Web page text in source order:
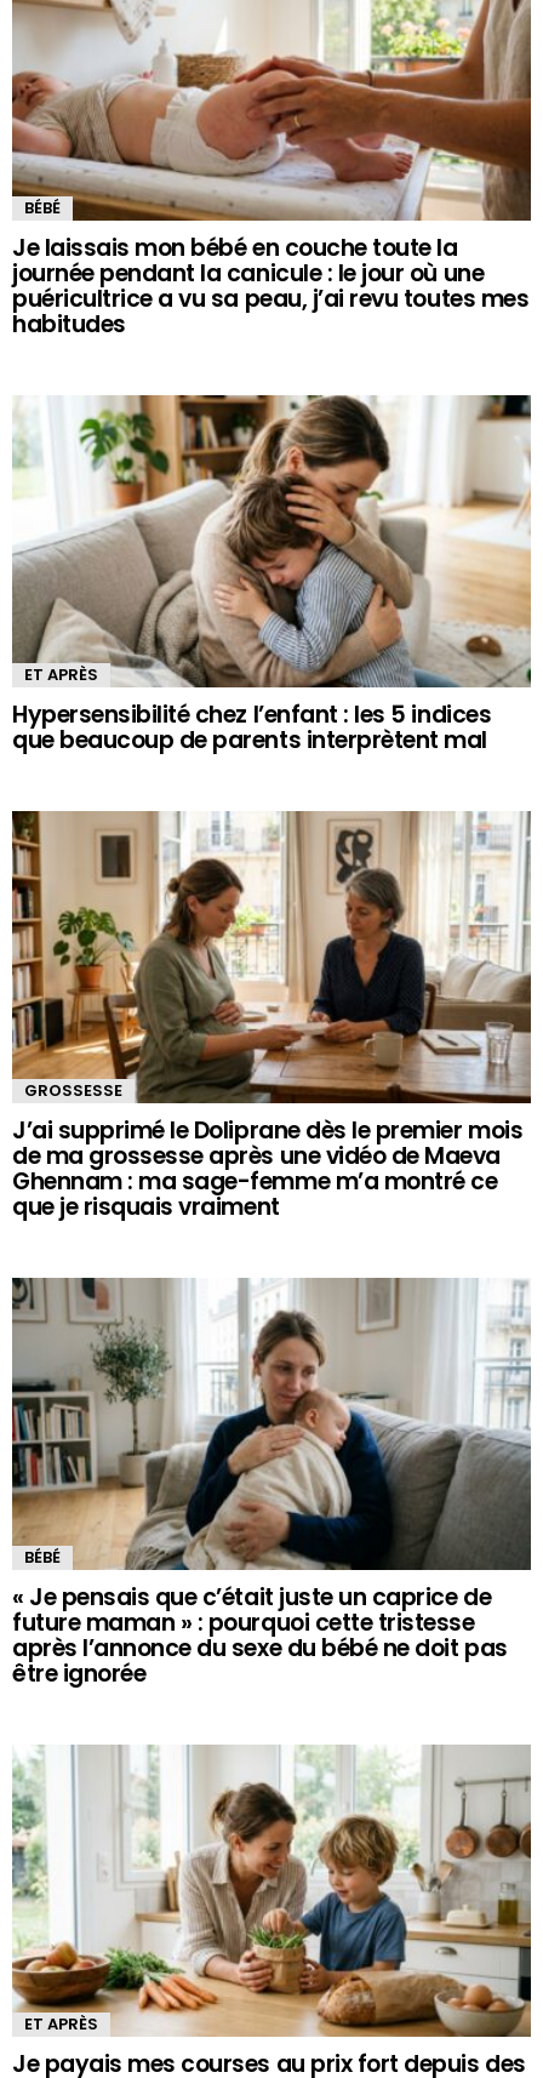
BÉBÉ
Je laissais mon bébé en couche toute la
journée pendant la canicule : le jour où une
puéricultrice a vu sa peau, j’ai revu toutes mes
habitudes
ET APRÈS
Hypersensibilité chez l’enfant : les 5 indices
que beaucoup de parents interprètent mal
GROSSESSE
J’ai supprimé le Doliprane dès le premier mois
de ma grossesse après une vidéo de Maeva
Ghennam : ma sage-femme m’a montré ce
que je risquais vraiment
BÉBÉ
« Je pensais que c’était juste un caprice de
future maman » : pourquoi cette tristesse
après l’annonce du sexe du bébé ne doit pas
être ignorée
ET APRÈS
Je payais mes courses au prix fort depuis des